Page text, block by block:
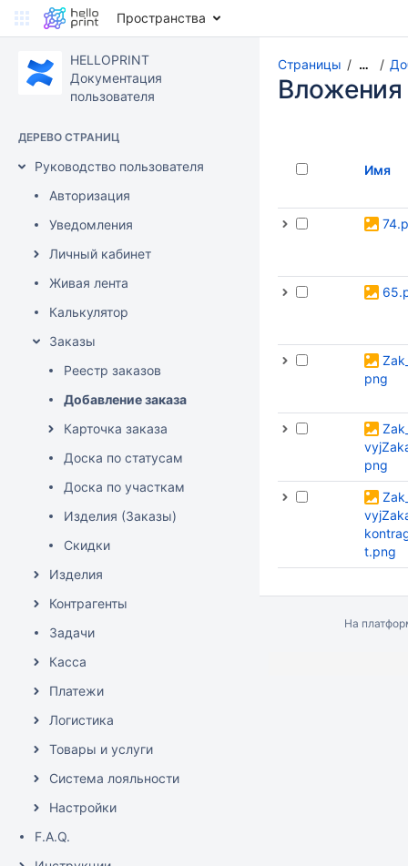
Пространства
HELLOPRINT
Документация
пользователя
ДЕРЕВО СТРАНИЦ
Руководство пользователя
Авторизация
Уведомления
Личный кабинет
Живая лента
Калькулятор
Заказы
Реестр заказов
Добавление заказа
Карточка заказа
Доска по статусам
Доска по участкам
Изделия (Заказы)
Скидки
Изделия
Контрагенты
Задачи
Касса
Платежи
Логистика
Товары и услуги
Система лояльности
Настройки
F.A.Q.
Страницы …
Вложения
Имя
png
png
t.png
На